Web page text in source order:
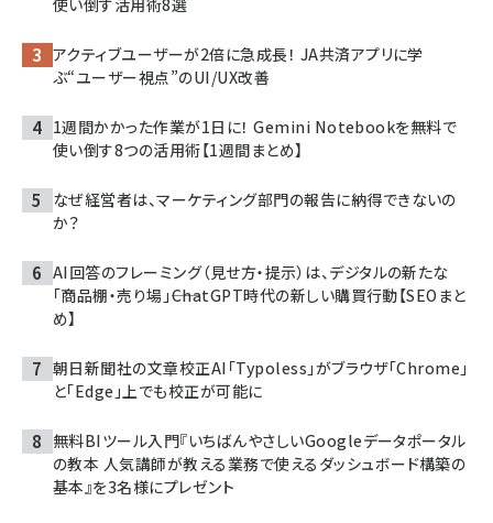
アクティブユーザーが2倍に急成長！ JA共済アプリに学
ぶ“ユーザー視点”のUI/UX改善
1週間かかった作業が1日に！ Gemini Notebookを無料で
使い倒す8つの活用術【1週間まとめ】
なぜ経営者は、マーケティング部門の報告に納得できないの
か？
AI回答のフレーミング（見せ方・提示）は、デジタルの新たな
「商品棚・売り場」――ChatGPT時代の新しい購買行動【SEOまと
め】
朝日新聞社の文章校正AI「Typoless」がブラウザ「Chrome」
と「Edge」上でも校正が可能に
無料BIツール入門『いちばんやさしいGoogleデータポータル
の教本 人気講師が教える業務で使えるダッシュボード構築の
基本』を3名様にプレゼント